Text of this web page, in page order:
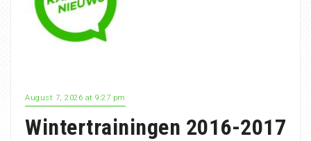
August 7, 2026 at 9:27 pm
Wintertrainingen 2016-2017